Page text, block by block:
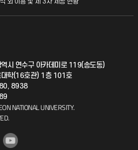
시 연수구 아카데미로 119(송도동)
대학(16호관) 1층 101호
8938
NATIONAL UNIVERSITY.